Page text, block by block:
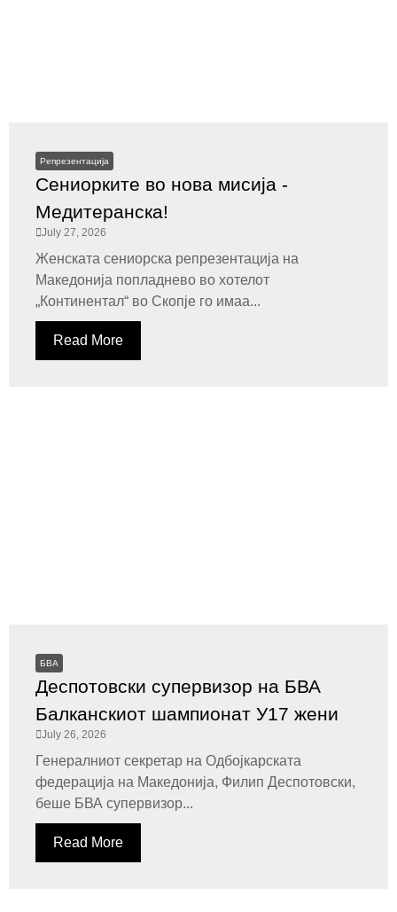
Репрезентација
Сениорките во нова мисија -
Медитеранска!
July 27, 2026
Женската сениорска репрезентација на
Македонија попладнево во хотелот
„Континентал“ во Скопје го имаа...
Read More
БВА
Деспотовски супервизор на БВА
Балканскиот шампионат У17 жени
July 26, 2026
Генералниот секретар на Одбојкарската
федерација на Македонија, Филип Деспотовски,
беше БВА супервизор...
Read More